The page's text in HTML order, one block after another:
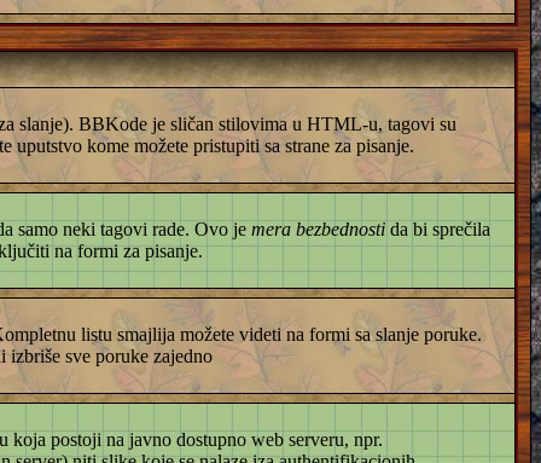
slanje). BBKode je sličan stilovima u HTML-u, tagovi su
kome možete pristupiti sa strane za pisanje.
samo neki tagovi rade. Ovo je mera bezbednosti da bi sprečila
na formi za pisanje.
listu smajlija možete videti na formi sa slanje poruke.
sve poruke zajedno
postoji na javno dostupno web serveru, npr.